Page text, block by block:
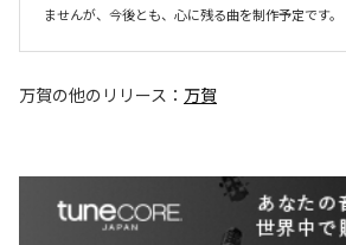
ませんが、今後とも、心に残る曲を制作予定です。
万賀の他のリリース： 万賀